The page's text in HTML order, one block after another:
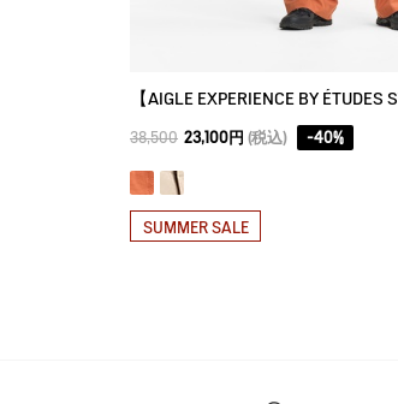
38,500 23,100円 (税込) -40%
SUMMER SALE